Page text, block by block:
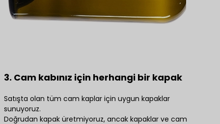
3. Cam kabınız için herhangi bir kapak
Satışta olan tüm cam kaplar için uygun kapaklar
sunuyoruz.
Doğrudan kapak üretmiyoruz, ancak kapaklar ve cam